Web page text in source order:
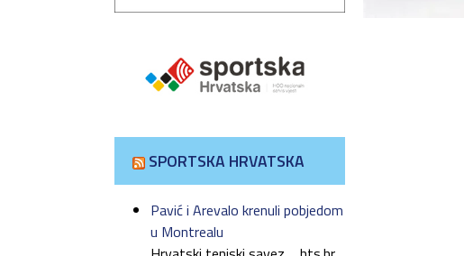
SPORTSKA HRVATSKA
Pavić i Arevalo krenuli pobjedom
u Montrealu